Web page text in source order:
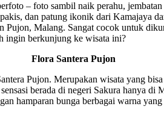
– foto sambil naik perahu,
dan patung ikonik dari Kamajaya
Pujon, Malang. Sangat cocok untuk
ingin berkunjung ke wisata ini?
Flora Santera Pujon
Pujon. Merupakan wisata yang
berada di negeri Sakura hanya di
hamparan bunga berbagai warna